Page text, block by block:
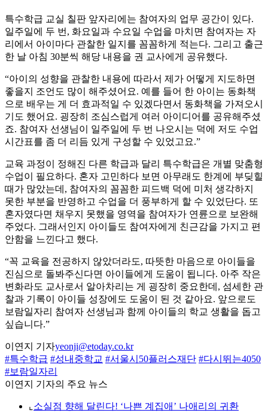
특수학급 교실 칠판 앞자리에는 참여자의 업무 공간이 있다.
일주일에 두 번, 화요일과 수요일 수업을 마치면 참여자는 자
리에서 아이마다 관찰한 일지를 꼼꼼하게 적는다. 그리고 출근
한 날 아침 30분씩 해당 내용을 권 교사에게 공유했다.
“아이의 성향을 관찰한 내용에 따라서 제가 어떻게 지도하면
좋을지 조언도 많이 해주셨어요. 예를 들어 한 아이는 동화책
으로 배우는 게 더 효과적일 수 있겠다면서 동화책을 가져오시
기도 했어요. 굉장히 조심스럽게 여러 아이디어를 공유해주셨
죠. 참여자 선생님이 일주일에 두 번 나오시는 덕에 저도 수업
시간표를 좀 더 리듬 있게 구성할 수 있었고요.”
교육 과정이 정해진 다른 학급과 달리 특수학급은 개별 맞춤형
수업이 필요하다. 혼자 고민하다 보면 아무래도 한계에 부딪힐
때가 많았는데, 참여자의 꼼꼼한 피드백 덕에 미처 생각하지
못한 부분을 반영하고 수업을 더 풍부하게 할 수 있었단다. 또
혼자였다면 채우지 못했을 영역을 참여자가 연륜으로 보완해
주었다. 그래서인지 아이들도 참여자에게 친근감을 가지고 편
안함을 느낀다고 했다.
“꼭 교육을 전공하지 않았더라도, 따뜻한 마음으로 아이들을
진심으로 돌봐주신다면 아이들에게 도움이 됩니다. 아주 작은
변화라도 교사로서 알아차리는 게 굉장히 중요한데, 섬세한 관
찰과 기록이 아이들 성장에도 도움이 된 것 같아요. 앞으로도
보람일자리 참여자 선생님과 함께 아이들의 학교 생활을 돕고
싶습니다.”
이연지 기자yeonji@etoday.co.kr
#특수학급 #성내중학교 #서울시50플러스재단 #다시뛰는4050
#보람일자리
이연지 기자의 주요 뉴스
⌞ 소실점 향해 달린다! ‘나쁜 계집애’ 나애리의 귀환